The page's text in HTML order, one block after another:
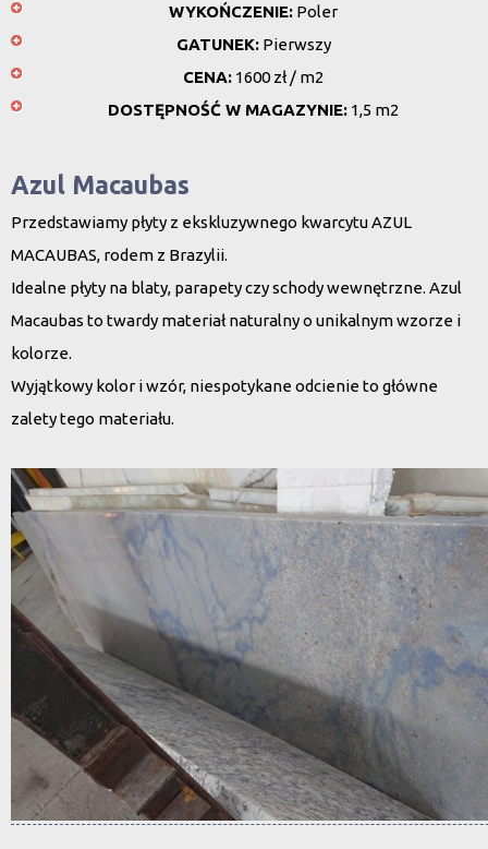
WYKOŃCZENIE: Poler
GATUNEK:Pierwszy
CENA: 1600 zł / m2
DOSTĘPNOŚĆ W MAGAZYNIE: 1,5 m2
Azul Macaubas
Przedstawiamy płyty z ekskluzywnego kwarcytu AZUL
MACAUBAS, rodem z Brazylii.
Idealne płyty na blaty, parapety czy schody wewnętrzne. Azul
Macaubas to twardy materiał naturalny o unikalnym wzorze i
kolorze.
Wyjątkowy kolor i wzór, niespotykane odcienie to główne
zalety tego materiału.